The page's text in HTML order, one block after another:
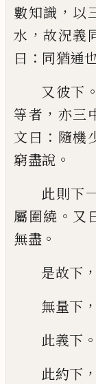
數知識 ， 以
水 ，故況義
曰 ： 同猶通
又彼下 。
等者 ， 亦三
文曰 ： 隨機
窮盡說 。
此則下
屬圍繞 。 又
無盡 。
是故下 ，
無量下 ，
此義下 。
此約下 ，